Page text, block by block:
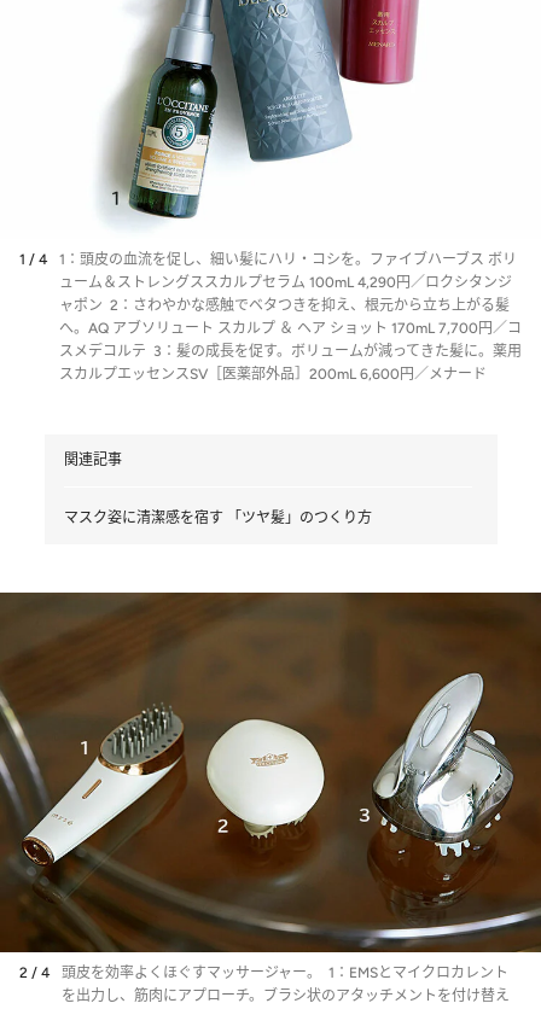
1 / 4
1：頭皮の血流を促し、細い髪にハリ・コシを。ファイブハーブス ボリ
ューム＆ストレングススカルプセラム 100mL 4,290円／ロクシタンジ
ャポン 2：さわやかな感触でベタつきを抑え、根元から立ち上がる髪
へ。AQ アブソリュート スカルプ ＆ ヘア ショット 170mL 7,700円／コ
スメデコルテ 3：髪の成長を促す。ボリュームが減ってきた髪に。薬用
スカルプエッセンスSV［医薬部外品］200mL 6,600円／メナード
関連記事
マスク姿に清潔感を宿す 「ツヤ髪」のつくり方
2 / 4
頭皮を効率よくほぐすマッサージャー。 1：EMSとマイクロカレント
を出力し、筋肉にアプローチ。ブラシ状のアタッチメントを付け替え